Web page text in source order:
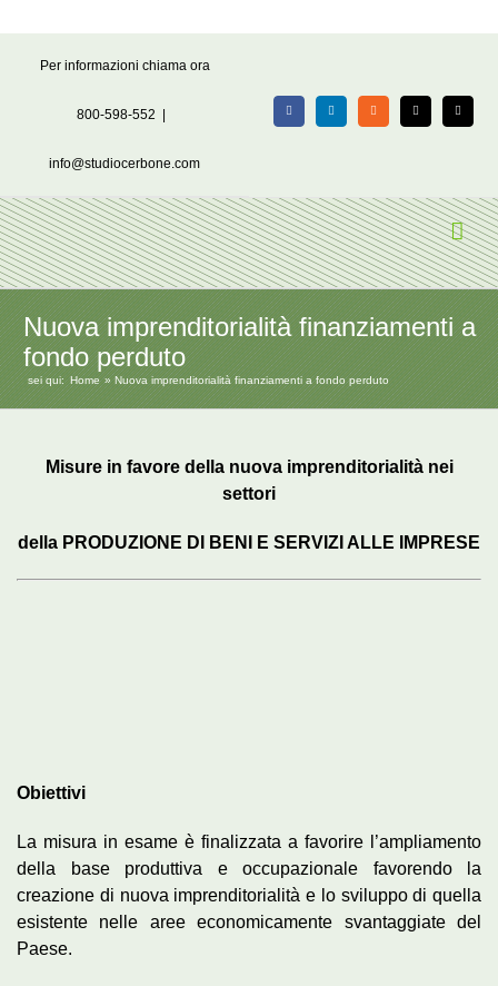
Per informazioni chiama ora
800-598-552
info@studiocerbone.com
FacebookLinkedIn Rss X Email
Nuova imprenditorialità finanziamenti a
fondo perduto
sei qui: Home Nuova imprenditorialità finanziamenti a fondo perduto
Misure in favore della nuova imprenditorialità nei
settori
della PRODUZIONE DI BENI E SERVIZI ALLE IMPRESE
Obiettivi
La misura in esame è finalizzata a favorire l’ampliamento
della base produttiva e occupazionale favorendo la
creazione di nuova imprenditorialità e lo sviluppo di quella
esistente nelle aree economicamente svantaggiate del
Paese.